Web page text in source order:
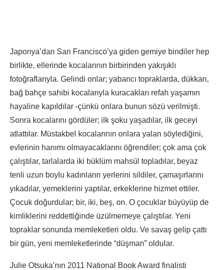
Japonya’dan San Francisco’ya giden gemiye bindiler hep
birlikte, ellerinde kocalarının birbirinden yakışıklı
fotoğraflarıyla. Gelindi onlar; yabancı topraklarda, dükkan,
bağ bahçe sahibi kocalarıyla kuracakları refah yaşamın
hayaline kapıldılar -çünkü onlara bunun sözü verilmişti.
Sonra kocalarını gördüler; ilk şoku yaşadılar, ilk geceyi
atlattılar. Müstakbel kocalarının onlara yalan söylediğini,
evlerinin hanımı olmayacaklarını öğrendiler; çok ama çok
çalıştılar, tarlalarda iki büklüm mahsül topladılar, beyaz
tenli uzun boylu kadınların yerlerini sildiler, çamaşırlarını
yıkadılar, yemeklerini yaptılar, erkeklerine hizmet ettiler.
Çocuk doğurdular; bir, iki, beş, on. O çocuklar büyüyüp de
kimliklerini reddettiğinde üzülmemeye çalıştılar. Yeni
topraklar sonunda memleketleri oldu. Ve savaş gelip çattı
bir gün, yeni memleketlerinde “düşman” oldular.
Julie Otsuka’nın 2011 National Book Award finalisti